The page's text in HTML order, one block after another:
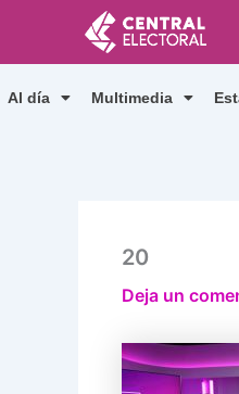
contenido
Al día Multimedia
20
Deja un